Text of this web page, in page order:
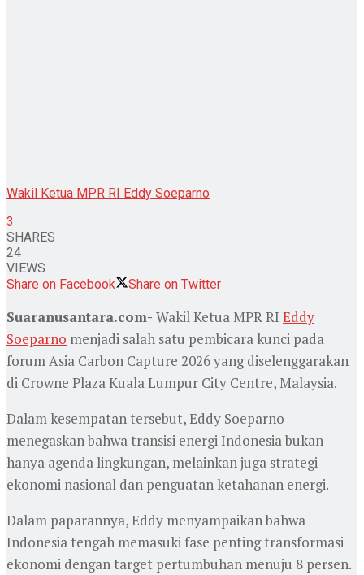
Wakil Ketua MPR RI Eddy Soeparno
3
SHARES
24
VIEWS
Share on Facebook
Share on Twitter
Suaranusantara.com- Wakil Ketua MPR RI Eddy
Soeparno menjadi salah satu pembicara kunci pada
forum Asia Carbon Capture 2026 yang diselenggarakan
di Crowne Plaza Kuala Lumpur City Centre, Malaysia.
Dalam kesempatan tersebut, Eddy Soeparno
menegaskan bahwa transisi energi Indonesia bukan
hanya agenda lingkungan, melainkan juga strategi
ekonomi nasional dan penguatan ketahanan energi.
Dalam paparannya, Eddy menyampaikan bahwa
Indonesia tengah memasuki fase penting transformasi
ekonomi dengan target pertumbuhan menuju 8 persen.